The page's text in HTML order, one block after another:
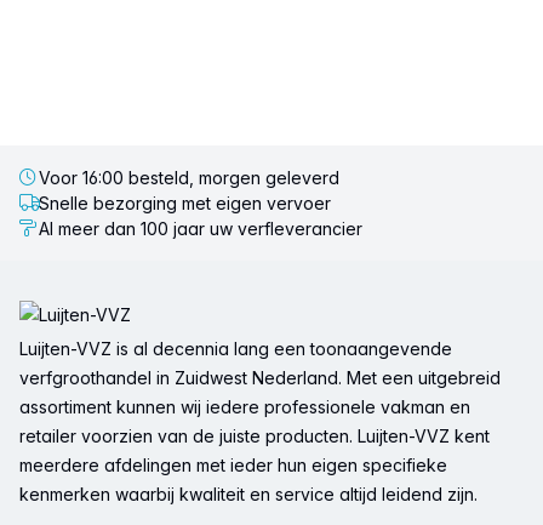
Voor 16:00 besteld, morgen geleverd
Snelle bezorging met eigen vervoer
Al meer dan 100 jaar uw verfleverancier
Luijten-VVZ is al decennia lang een toonaangevende
verfgroothandel in Zuidwest Nederland. Met een uitgebreid
assortiment kunnen wij iedere professionele vakman en
retailer voorzien van de juiste producten. Luijten-VVZ kent
meerdere afdelingen met ieder hun eigen specifieke
kenmerken waarbij kwaliteit en service altijd leidend zijn.